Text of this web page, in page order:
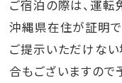
ご宿泊の際は、運転
沖縄県在住が証明で
ご提示いただけな
合もございますので